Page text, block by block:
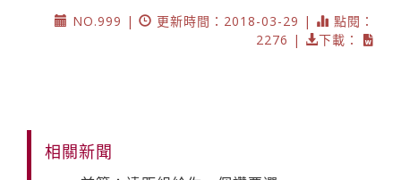
NO.999 |
更新時間：2018-03-29 |
點閱：
2276 |
下載：
相關新聞